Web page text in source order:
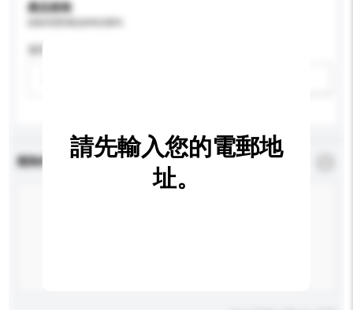
產品規格
查詢內容 * 必須填寫
請先輸入您的電郵地
址。